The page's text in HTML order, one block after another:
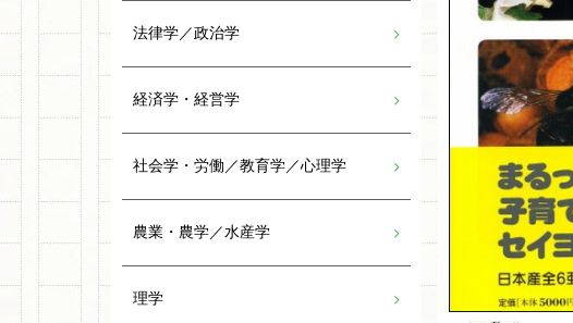
法律学／政治学
経済学・経営学
社会学・労働／教育学／心理学
農業・農学／水産学
理学